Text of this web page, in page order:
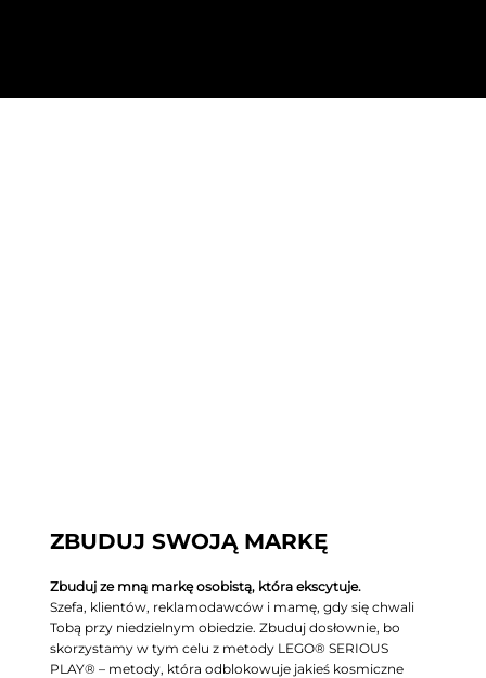
ZBUDUJ SWOJĄ MARKĘ
Zbuduj ze mną markę osobistą, która ekscytuje.
Szefa, klientów, reklamodawców i mamę, gdy się chwali
Tobą przy niedzielnym obiedzie. Zbuduj dosłownie, bo
skorzystamy w tym celu z metody LEGO® SERIOUS
PLAY® – metody, która odblokowuje jakieś kosmiczne